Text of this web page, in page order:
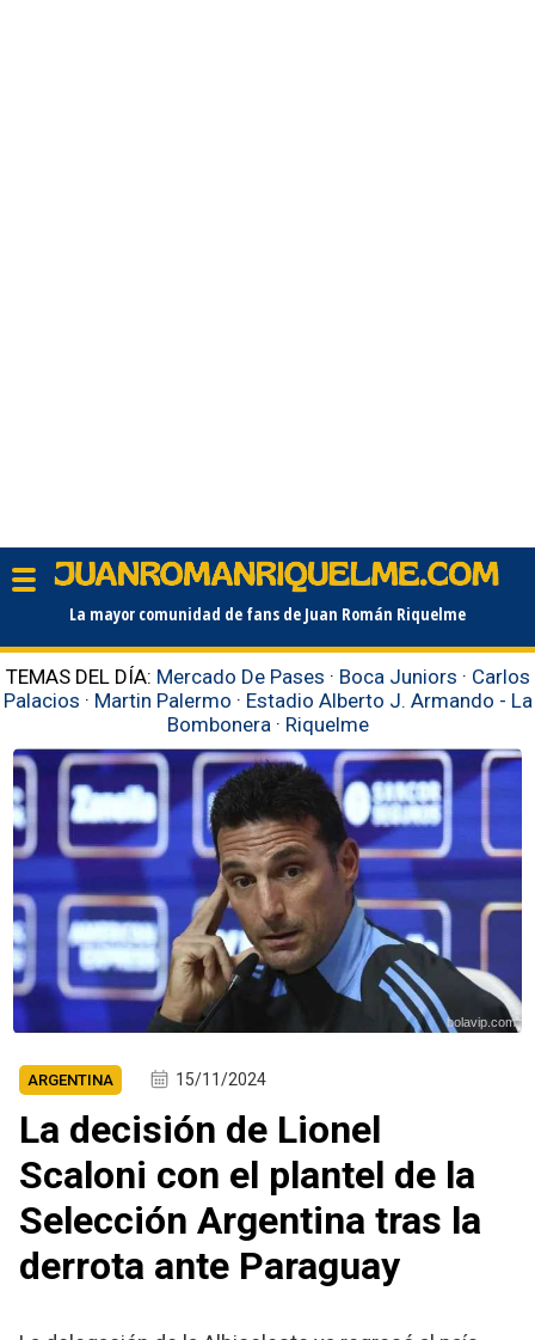
La mayor comunidad de fans de Juan Román Riquelme
TEMAS DEL DÍA: Mercado De Pases · Boca Juniors · Carlos
Palacios · Martin Palermo · Estadio Alberto J. Armando - La
Bombonera · Riquelme
bolavip.com
ARGENTINA 15/11/2024
La decisión de Lionel
Scaloni con el plantel de la
Selección Argentina tras la
derrota ante Paraguay